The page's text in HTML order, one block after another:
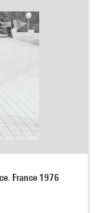
France 1976